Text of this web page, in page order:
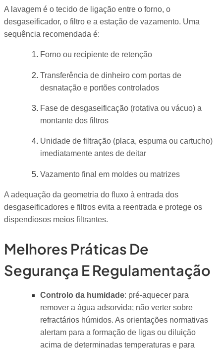
A lavagem é o tecido de ligação entre o forno, o
desgaseificador, o filtro e a estação de vazamento. Uma
sequência recomendada é:
Forno ou recipiente de retenção
Transferência de dinheiro com portas de
desnatação e portões controlados
Fase de desgaseificação (rotativa ou vácuo) a
montante dos filtros
Unidade de filtração (placa, espuma ou cartucho)
imediatamente antes de deitar
Vazamento final em moldes ou matrizes
A adequação da geometria do fluxo à entrada dos
desgaseificadores e filtros evita a reentrada e protege os
dispendiosos meios filtrantes.
Melhores Práticas De
Segurança E Regulamentação
Controlo da humidade: pré-aquecer para
remover a água adsorvida; não verter sobre
refractários húmidos. As orientações normativas
alertam para a formação de ligas ou diluição
acima de determinadas temperaturas e para